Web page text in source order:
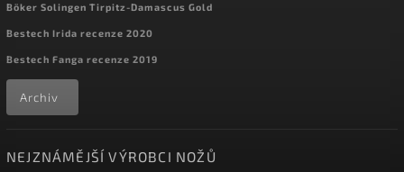
Böker Solingen Tirpitz-Damascus Gold
Bestech Irida recenze 2020
Bestech Fanga recenze 2019
Archiv
NEJZNÁMĚJŠÍ VÝROBCI NOŽŮ